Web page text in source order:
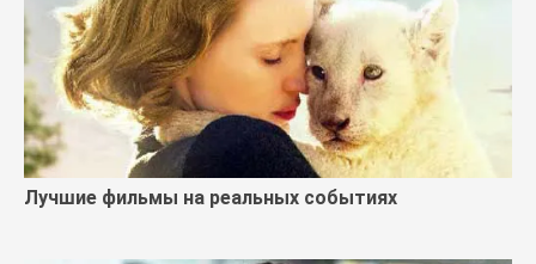
Лучшие фильмы на реальных событиях